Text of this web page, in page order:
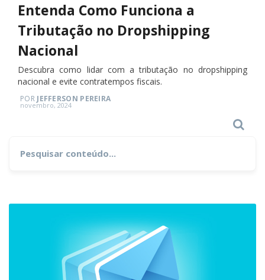
Entenda Como Funciona a
Tributação no Dropshipping
Nacional
Descubra como lidar com a tributação no dropshipping
nacional e evite contratempos fiscais.
PORJEFFERSON PEREIRA
Posted
novembro, 2024
Search